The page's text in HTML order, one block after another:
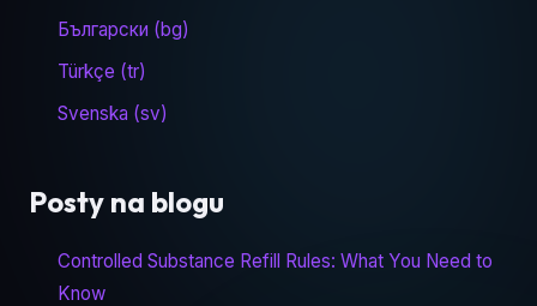
Български (bg)
Türkçe (tr)
Svenska (sv)
Posty na blogu
Controlled Substance Refill Rules: What You Need to
Know